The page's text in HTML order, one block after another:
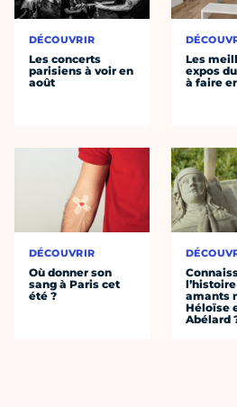
DÉCOUVRIR
Les concerts
parisiens à voir en
août
DÉCOUVRIR
Où donner son
sang à Paris cet
été ?
Les
expos
à faire
amants
Héloïse
Abélard